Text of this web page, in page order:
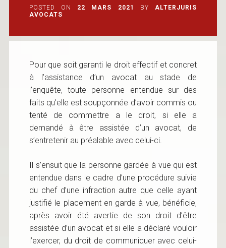
POSTED ON 22 MARS 2021 BY
ALTERJURIS
AVOCATS
Pour que soit garanti le droit effectif et concret
à l’assistance d’un avocat au stade de
l’enquête, toute personne entendue sur des
faits qu’elle est soupçonnée d’avoir commis ou
tenté de commettre a le droit, si elle a
demandé à être assistée d’un avocat, de
s’entretenir au préalable avec celui-ci.
Il s’ensuit que la personne gardée à vue qui est
entendue dans le cadre d’une procédure suivie
du chef d’une infraction autre que celle ayant
justifié le placement en garde à vue, bénéficie,
après avoir été avertie de son droit d’être
assistée d’un avocat et si elle a déclaré vouloir
l’exercer, du droit de communiquer avec celui-